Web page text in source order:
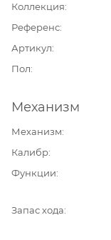
Коллекция
Референс
Артикул
Пол
Механизм
Механизм
Калибр
Функции
Запас хода